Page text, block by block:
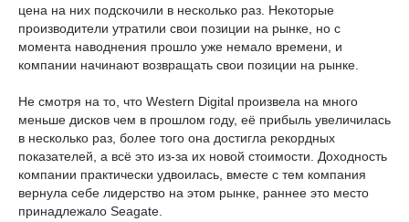
цена на них подскочили в несколько раз. Некоторые
производители утратили свои позиции на рынке, но с
момента наводнения прошло уже немало времени, и
компании начинают возвращать свои позиции на рынке.
Не смотря на то, что Western Digital произвела на много
меньше дисков чем в прошлом году, её прибыль увеличилась
в несколько раз, более того она достигла рекордных
показателей, а всё это из-за их новой стоимости. Доходность
компании практически удвоилась, вместе с тем компания
вернула себе лидерство на этом рынке, раннее это место
принадлежало Seagate.